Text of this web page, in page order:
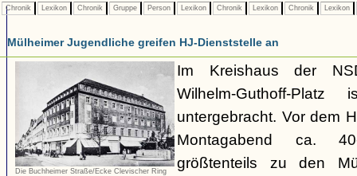
Chronik Lexikon Chronik Gruppe Person Lexikon Chronik Lexikon Chronik Lexikon
Mülheimer Jugendliche greifen HJ-Dienststelle an
Die Buchheimer Straße/Ecke Clevischer Ring
Im Kreishaus der
Wilhelm-Guthoff-
untergebracht. Vor dem
Montagabend ca.
größtenteils zu den